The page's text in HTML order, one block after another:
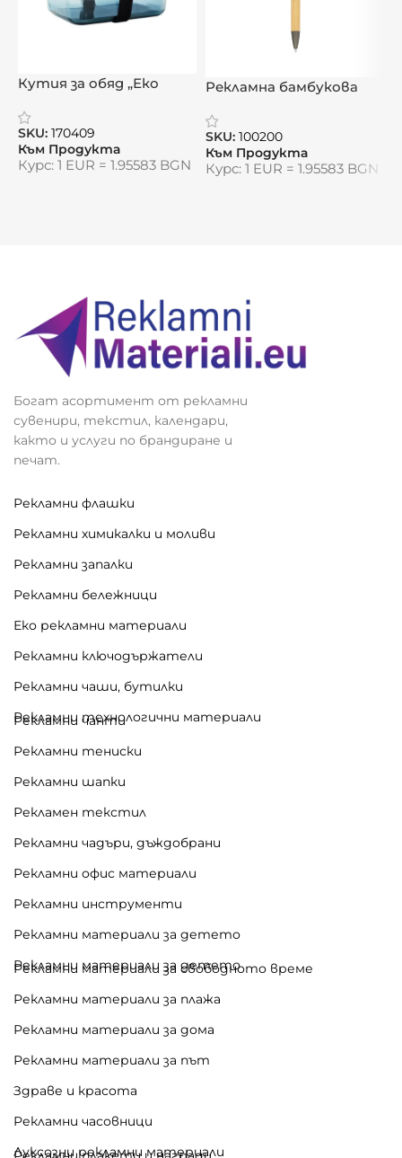
Видяна от:
Кутия за обяд „Еко
SKU: 170409
Към Продукта
Курс: 1 EUR = 1.95583 BGN
Рекламна бамбукова
SKU: 100200
Към Продукта
Курс: 1 EUR = 1.95583 BGN
Богат асортимент от рекламни
сувенири, текстил, календари,
както и услуги по брандиране и
печат.
Рекламни флашки
Рекламни химикалки и моливи
Рекламни запалки
Рекламни бележници
Еко рекламни материали
Рекламни ключодържатели
Рекламни чаши, бутилки
Рекламни технологични материали
Рекламни чанти
Рекламни тениски
Рекламни шапки
Рекламен текстил
Рекламни чадъри, дъждобрани
Рекламни офис материали
Рекламни инструменти
Рекламни материали за детето
Рекламни материали за детето
Рекламни материали за свободното време
Рекламни материали за плажа
Рекламни материали за дома
Рекламни материали за път
Здраве и красота
Рекламни часовници
Луксозни рекламни материали